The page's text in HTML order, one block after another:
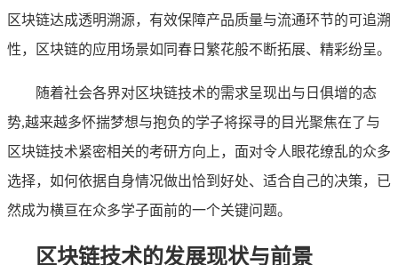
区块链达成透明溯源，有效保障产品质量与流通环节的可追溯
性，区块链的应用场景如同春日繁花般不断拓展、精彩纷呈。
随着社会各界对区块链技术的需求呈现出与日俱增的态
势,越来越多怀揣梦想与抱负的学子将探寻的目光聚焦在了与
区块链技术紧密相关的考研方向上，面对令人眼花缭乱的众多
选择，如何依据自身情况做出恰到好处、适合自己的决策，已
然成为横亘在众多学子面前的一个关键问题。
区块链技术的发展现状与前景